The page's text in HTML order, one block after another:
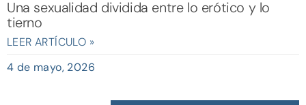
Una sexualidad dividida entre lo erótico y lo
tierno
LEER ARTÍCULO »
4 de mayo, 2026